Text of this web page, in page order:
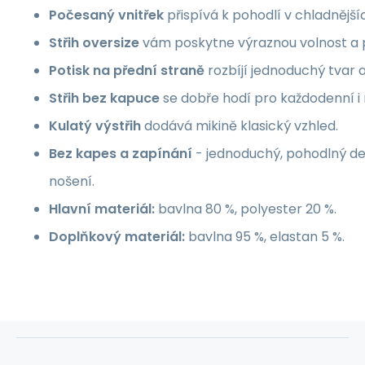
Počesaný vnitřek přispívá k pohodlí v
Střih oversizevám poskytne výraznou volnost a
Potisk na přední straně rozbíjí jednoduchý tvar
Střih bez kapucese dobře hodí pro každodenní
Kulatý výstřihdodává mikině klasický vzhled.
Bez kapes a zapínání - jednoduchý, pohodlný
nošení.
Hlavní materiál: bavlna 80 %, polyester 20 %.
Doplňkový materiál: bavlna 95 %, elastan 5 %.